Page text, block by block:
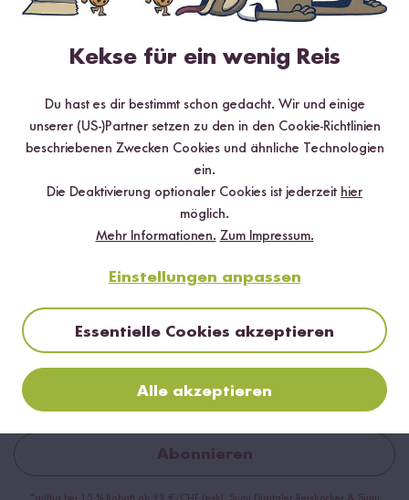
Jetzt zum Newsletter anmelden
Sichere dir bis zu
auf deine
erste Bestellung. Hierbei gilt: Je voller dein Warenkorb, desto
Abonnieren
Kekse für ein wenig Reis
Du hast es dir bestimmt schon gedacht. Wir und einige
unserer (US-)Partner setzen zu den in den Cookie-Richtlinien
beschriebenen Zwecken Cookies und ähnliche Technologien
ein.
Die Deaktivierung optionaler Cookies ist jederzeit hier
möglich.
Mehr Informationen. Zum Impressum.
Einstellungen anpassen
Essentielle Cookies akzeptieren
Alle akzeptieren